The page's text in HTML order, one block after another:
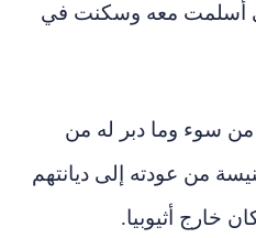
أسلمت معه وسكنت في
من سوء وما دبر له من
من عودته إلى ديانتهم
خارج أثيوبيا.